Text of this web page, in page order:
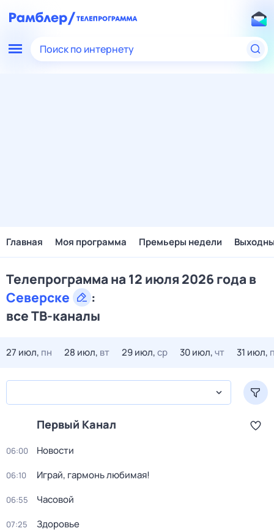
Поиск по интернету
Главная Моя программа Премьеры недели
Телепрограмма на 12 июля 2026 года в
Северске
:
все ТВ-каналы
27 июл, пн 28 июл, вт 29 июл,ср 30 июл,чт 31 июл,
Первый Канал
06:00 Новости
06:10 Играй, гармонь любимая!
06:55 Часовой
07:25 Здоровье